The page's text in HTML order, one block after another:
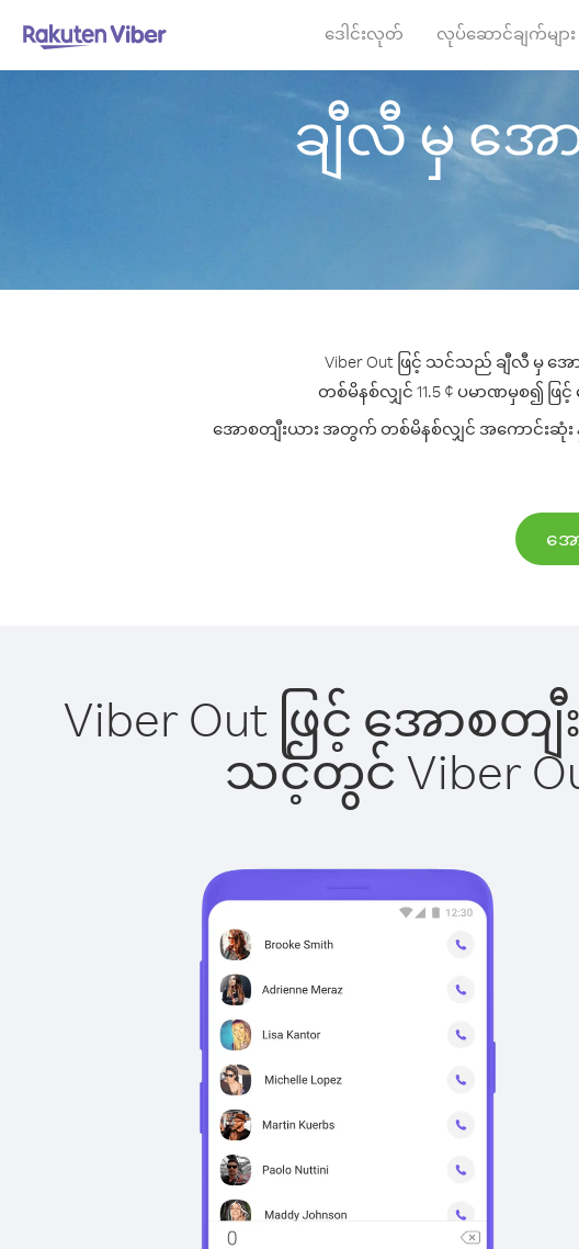
ဒေါင်းလုတ် လုပ်ဆောင်ချက်များ
ချီလီ မှ အေ
Viber Out ဖြင့် သင်သည် ချီလီ မှ အ
တစ်မိနစ်လျှင် 11.5 ¢ ပမာဏမှစ၍ ဖ
အောစတျီးယား အတွက် တစ်မိနစ်လျှင် အကောင်းဆုံး
အေ
Viber Out ဖြင့် အောစ
သင့်တွင် Viber